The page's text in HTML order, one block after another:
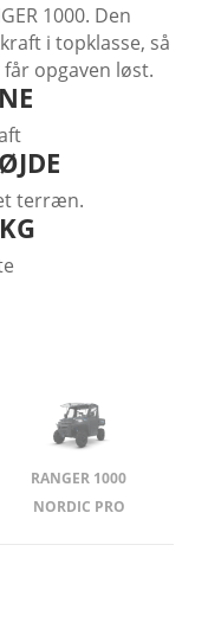
1000. Den
i topklasse, så
opgaven løst.
terræn.
RANGER 1000
NORDIC PRO